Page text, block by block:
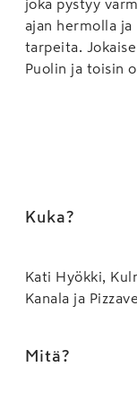
joka pystyy
ajan hermolla ja
tarpeita.
Puolin ja toisin
Kuka?
Kati Hyökki,
Kanala ja
Mitä?